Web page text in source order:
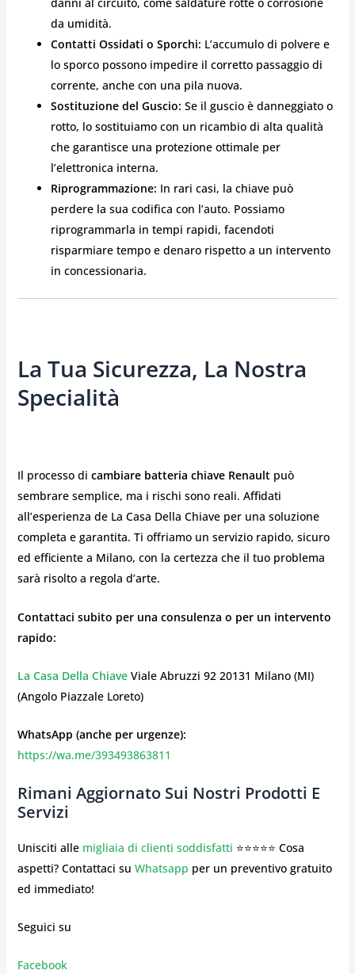
danni al circuito, come saldature rotte o corrosione
da umidità.
Contatti Ossidati o Sporchi: L’accumulo di polvere e
lo sporco possono impedire il corretto passaggio di
corrente, anche con una pila nuova.
Sostituzione del Guscio: Se il guscio è danneggiato o
rotto, lo sostituiamo con un ricambio di alta qualità
che garantisce una protezione ottimale per
l’elettronica interna.
Riprogrammazione: In rari casi, la chiave può
perdere la sua codifica con l’auto. Possiamo
riprogrammarla in tempi rapidi, facendoti
risparmiare tempo e denaro rispetto a un intervento
in concessionaria.
La Tua Sicurezza, La Nostra
Specialità
Il processo di cambiare batteria chiave Renaultpuò
sembrare semplice, ma i rischi sono reali. Affidati
all’esperienza de La Casa Della Chiave per una soluzione
completa e garantita. Ti offriamo un servizio rapido, sicuro
ed efficiente a Milano, con la certezza che il tuo problema
sarà risolto a regola d’arte.
Contattaci subito per una consulenza o per un intervento
rapido:
La Casa Della ChiaveViale Abruzzi 92 20131 Milano (MI)
(Angolo Piazzale Loreto)
WhatsApp (anche per urgenze):
https://wa.me/393493863811
Rimani Aggiornato Sui Nostri Prodotti E
Servizi
Unisciti alle migliaia di clienti soddisfatti ⭐⭐⭐⭐⭐ Cosa
aspetti? Contattaci su Whatsapp per un preventivo gratuito
ed immediato!
Seguici su
Facebook